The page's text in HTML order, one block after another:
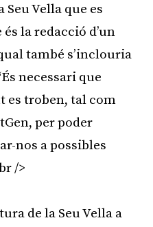
Vella que es
la redacció d’un
també s’inclouria
necessari que
es troben, tal com
per poder
nos a possibles
/>
de la Seu Vella a